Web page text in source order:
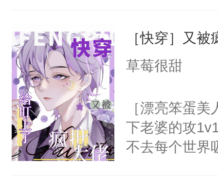
徒弟的手，
边，你哪里
郁白的下巴将
人压在马棚
狂，“你跑不
亲一亲你。
送到敌国用
室。北邺太子
将人扫地出
已亲密地要共
之又玄。他曾
他折腰。但
［快穿］又
草莓很甜
［漂亮笨蛋
下老婆的攻
不去每个世界